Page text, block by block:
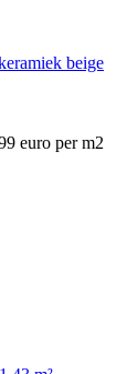
beige
euro per m2